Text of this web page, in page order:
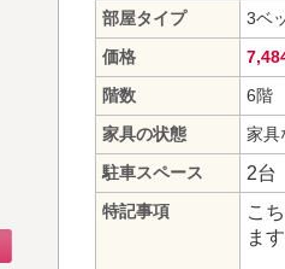
部屋タイプ
3ベ
価格
階数
6階
家具の状態
家具
駐車スペース
2台
特記事項
こ
ま